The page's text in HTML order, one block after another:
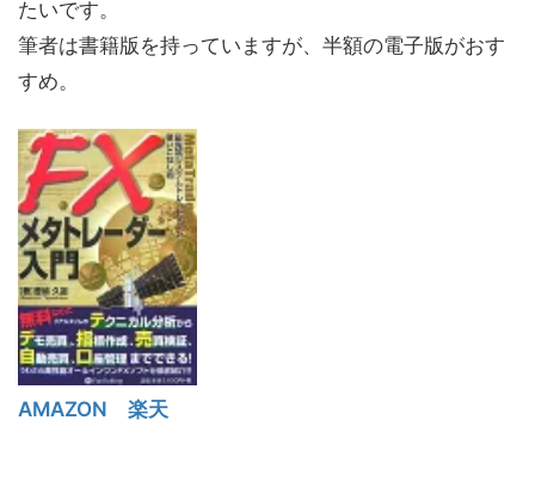
たいです。
筆者は書籍版を持っていますが、半額の電子版がおす
すめ。
AMAZON 楽天